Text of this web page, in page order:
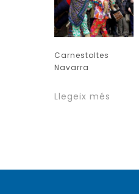
Carnestoltes
Navarra
Llegeix més